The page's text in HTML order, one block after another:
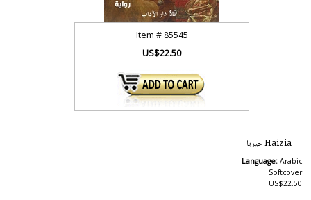
Item # 85545
US$22.50
Haizia حيزيا
Language: Arabic
Softcover
US$22.50